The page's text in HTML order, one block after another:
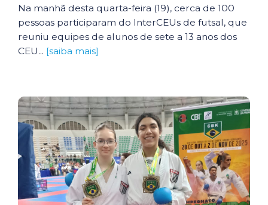
Na manhã desta quarta-feira (19), cerca de 100
pessoas participaram do InterCEUs de futsal, que
reuniu equipes de alunos de sete a 13 anos dos
CEU... [saiba mais]